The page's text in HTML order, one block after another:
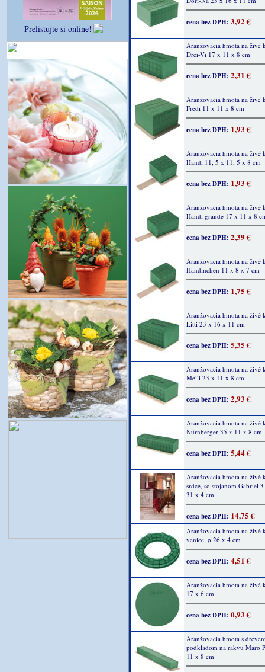
Prelistujte si online!
cena bez DPH: 3,92 €
Aranžovacia hmota na živé
Drei-Vi 17 x 11 x 8 cm
cena bez DPH: 2,31 €
Aranžovacia hmota na živé
Fredi 11 x 11 x 8 cm
cena bez DPH: 1,93 €
Aranžovacia hmota na živé
Händi 11, 5 x 11, 5 x 8 cm
cena bez DPH: 1,93 €
Aranžovacia hmota na živé
Händi grande 17 x 11 x 8
cena bez DPH: 2,39 €
Aranžovacia hmota na živé
Händinchen 11 x 8 x 7 cm
cena bez DPH: 1,75 €
Aranžovacia hmota na živé
Litti 23 x 16 x 11 cm
cena bez DPH: 5,35 €
Aranžovacia hmota na živé
Melli 23 x 11 x 8 cm
cena bez DPH: 2,93 €
Aranžovacia hmota na živé
Nürnberger 35 x 11 x 8 cm
cena bez DPH: 5,44 €
Aranžovacia hmota na živé
srdce, so stojanom Gabriel
31 x 4 cm
cena bez DPH: 14,75 €
Aranžovacia hmota na živé
veniec, ø 26 x 4 cm
cena bez DPH: 4,51 €
Aranžovacia hmota na živé
17 x 6 cm
cena bez DPH: 0,93 €
Aranžovacia hmota s
podkladom na rakvu Maro
11 x 8 cm